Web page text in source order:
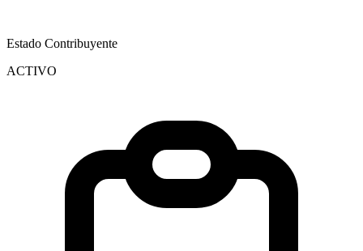
Estado Contribuyente
ACTIVO